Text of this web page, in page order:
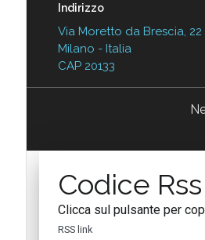
Indirizzo
Via Moretto da Brescia, 22
Milano - Italia
CAP 20133
Codice Rss
Clicca sul pulsante per
RSS link